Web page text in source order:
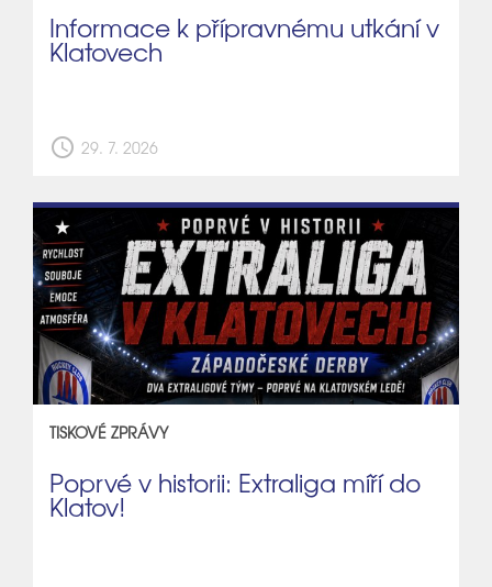
Informace k přípravnému utkání v
Klatovech
schedule 29. 7. 2026
TISKOVÉ ZPRÁVY
Poprvé v historii: Extraliga míří do
Klatov!